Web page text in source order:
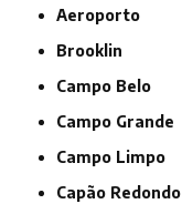
Aeroporto
Brooklin
Campo Belo
Campo Grande
Campo Limpo
Capão Redondo